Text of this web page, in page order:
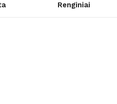
Renginiai